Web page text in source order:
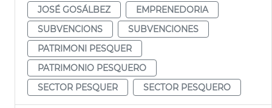
JOSÉ GOSÁLBEZ
EMPRENEDORIA
SUBVENCIONS
SUBVENCIONES
PATRIMONI PESQUER
PATRIMONIO PESQUERO
SECTOR PESQUER
SECTOR PESQUERO